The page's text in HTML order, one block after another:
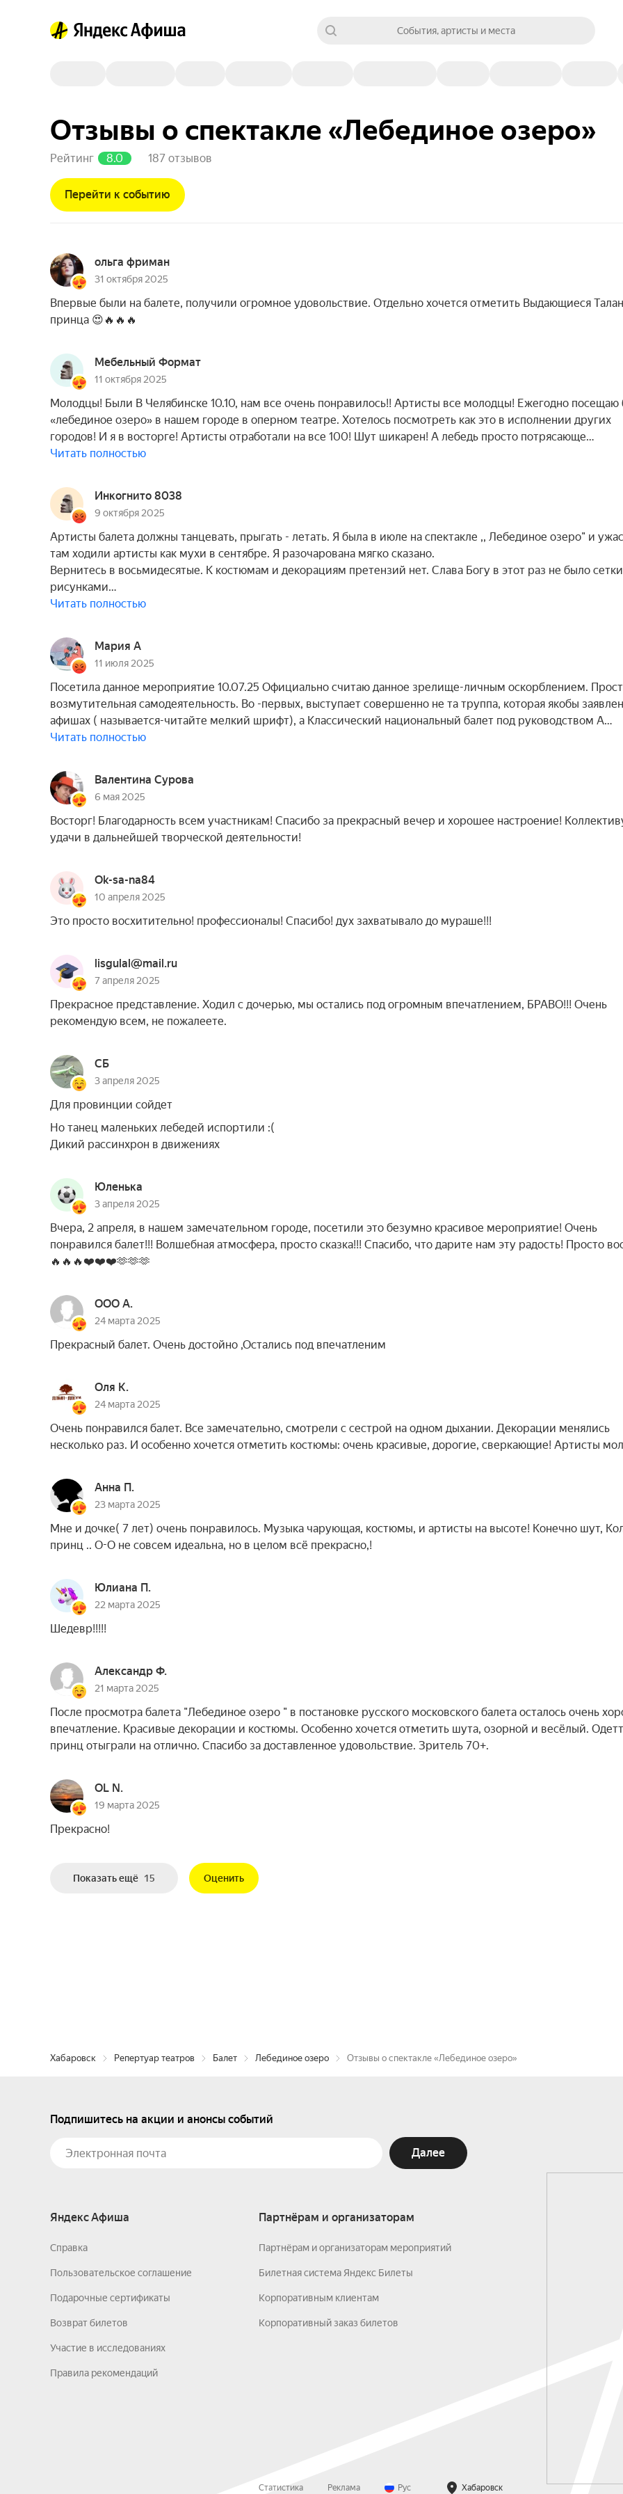
События, артисты и места
Отзывы о спектакле «Лебединое озеро»
Рейтинг 8.0 187 отзывов
Перейти к событию
ольга фриман
31 октября 2025
Впервые были на балете, получили огромное удовольствие. Отдельно хочется отметить Выдающиеся
принца 😍🔥🔥🔥
Мебельный Формат
11 октября 2025
Молодцы! Были В Челябинске 10.10, нам все очень понравилось!! Артисты все молодцы! Ежегодно посещаю
«лебединое озеро» в нашем городе в оперном театре. Хотелось посмотреть как это в исполнении других
городов! И я в восторге! Артисты отработали на все 100! Шут шикарен! А лебедь просто потрясающе…
Читать полностью
Инкогнито 8038
9 октября 2025
Артисты балета должны танцевать, прыгать - летать. Я была в июле на спектакле ,, Лебединое озеро" и
там ходили артисты как мухи в сентябре. Я разочарована мягко сказано.
Вернитесь в восьмидесятые. К костюмам и декорациям претензий нет. Слава Богу в этот раз не было
рисунками…
Читать полностью
Мария А
11 июля 2025
Посетила данное мероприятие 10.07.25 Официально считаю данное зрелище-личным оскорблением.
возмутительная самодеятельность. Во -первых, выступает совершенно не та труппа, которая якобы
афишах ( называется-читайте мелкий шрифт), а Классический национальный балет под руководством А…
Читать полностью
Валентина Сурова
6 мая 2025
Восторг! Благодарность всем участникам! Спасибо за прекрасный вечер и хорошее настроение!
удачи в дальнейшей творческой деятельности!
Ok-sa-na84
10 апреля 2025
Это просто восхитительно! профессионалы! Спасибо! дух захватывало до мураше!!!
lisgulal@mail.ru
7 апреля 2025
Прекрасное представление. Ходил с дочерью, мы остались под огромным впечатлением, БРАВО!!! Очень
рекомендую всем, не пожалеете.
СБ
3 апреля 2025
Для провинции сойдет
Но танец маленьких лебедей испортили :(
Дикий рассинхрон в движениях
Юленька
3 апреля 2025
Вчера, 2 апреля, в нашем замечательном городе, посетили это безумно красивое мероприятие! Очень
понравился балет!!! Волшебная атмосфера, просто сказка!!! Спасибо, что дарите нам эту радость! Просто
🔥🔥🔥❤️❤️❤️🫶🫶🫶
ООО А.
24 марта 2025
Прекрасный балет. Очень достойно ,Остались под впечатленим
Оля К.
24 марта 2025
Очень понравился балет. Все замечательно, смотрели с сестрой на одном дыхании. Декорации менялись
несколько раз. И особенно хочется отметить костюмы: очень красивые, дорогие, сверкающие! Артисты
Анна П.
23 марта 2025
Мне и дочке( 7 лет) очень понравилось. Музыка чарующая, костюмы, и артисты на высоте! Конечно шут,
принц .. О-О не совсем идеальна, но в целом всё прекрасно,!
Юлиана П.
22 марта 2025
Шедевр!!!!!
Александр Ф.
21 марта 2025
После просмотра балета "Лебединое озеро " в постановке русского московского балета осталось очень
впечатление. Красивые декорации и костюмы. Особенно хочется отметить шута, озорной и весёлый.
принц отыграли на отлично. Спасибо за доставленное удовольствие. Зритель 70+.
OL N.
19 марта 2025
Прекрасно!
Показать ещё 15 Оценить
Хабаровск Репертуар театров Балет Лебединое озеро Отзывы о спектакле «Лебединое озеро»
Подпишитесь на акции и анонсы событий
Далее
Яндекс Афиша
Справка
Пользовательское соглашение
Подарочные сертификаты
Возврат билетов
Участие в исследованиях
Правила рекомендаций
Партнёрам и организаторам
Партнёрам и организаторам мероприятий
Билетная система Яндекс Билеты
Корпоративным клиентам
Корпоративный заказ билетов
Статистика Реклама Рус Хабаровск